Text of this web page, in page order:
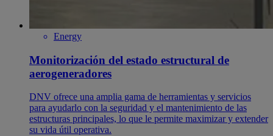
Energy
Monitorización del estado estructural de
aerogeneradores
DNV ofrece una amplia gama de herramientas y servicios
para ayudarlo con la seguridad y el mantenimiento de las
estructuras principales, lo que le permite maximizar y extender
su vida útil operativa.